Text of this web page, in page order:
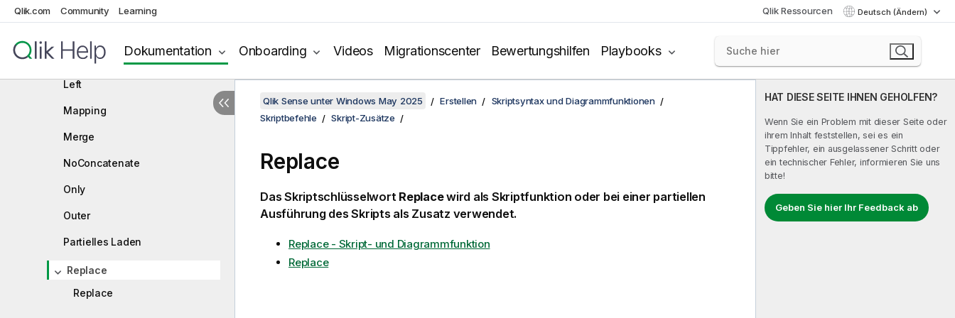
Qlik.com Community Learning Qlik Ressourcen Deutsch (Ändern)
Dokumentation Onboarding Videos Migrationscenter Bewertungshilfen Playbooks
IntervalMatch
Keep
Left
Mapping
Merge
NoConcatenate
Only
Outer
Partielles Laden
Replace
Replace
HAT DIESE SEITE IHNEN GEHOLFEN?
Wenn Sie ein Problem mit dieser Seite oder
ihrem Inhalt feststellen, sei es ein
Tippfehler, ein ausgelassener Schritt oder
ein technischer Fehler, informieren Sie uns
bitte!
Geben Sie hier Ihr Feedback ab
Qlik Sense unter Windows May 2025 Erstellen
Skriptsyntax und Diagrammfunktionen
Skriptbefehle
Skript-Zusätze
Replace
Das Skriptschlüsselwort Replacewird als Skriptfunktion oder bei einer partiellen
Ausführung des Skripts als Zusatz verwendet.
Replace - Skript- und Diagrammfunktion
Replace